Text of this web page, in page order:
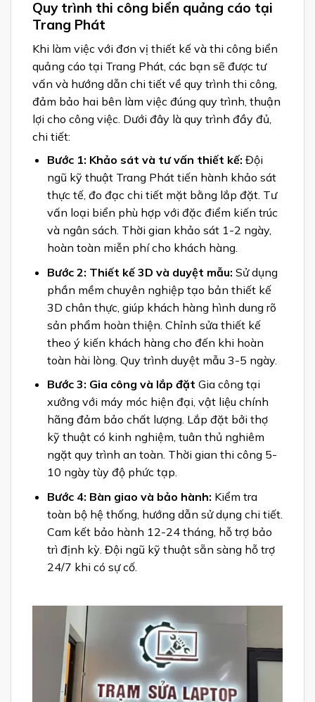
Quy trình thi công biển quảng cáo tại
Trang Phát
Khi làm việc với đơn vị thiết kế và thi công biển
quảng cáo tại Trang Phát, các bạn sẽ được tư
vấn và hướng dẫn chi tiết về quy trình thi công,
đảm bảo hai bên làm việc đúng quy trình, thuận
lợi cho công việc. Dưới đây là quy trình đầy đủ,
chi tiết:
Bước 1: Khảo sát và tư vấn thiết kế: Đội
ngũ kỹ thuật Trang Phát tiến hành khảo sát
thực tế, đo đạc chi tiết mặt bằng lắp đặt. Tư
vấn loại biển phù hợp với đặc điểm kiến trúc
và ngân sách. Thời gian khảo sát 1-2 ngày,
hoàn toàn miễn phí cho khách hàng.
Bước 2: Thiết kế 3D và duyệt mẫu: Sử dụng
phần mềm chuyên nghiệp tạo bản thiết kế
3D chân thực, giúp khách hàng hình dung rõ
sản phẩm hoàn thiện. Chỉnh sửa thiết kế
theo ý kiến khách hàng cho đến khi hoàn
toàn hài lòng. Quy trình duyệt mẫu 3-5 ngày.
Bước 3: Gia công và lắp đặt Gia công tại
xưởng với máy móc hiện đại, vật liệu chính
hãng đảm bảo chất lượng. Lắp đặt bởi thợ
kỹ thuật có kinh nghiệm, tuân thủ nghiêm
ngặt quy trình an toàn. Thời gian thi công 5-
10 ngày tùy độ phức tạp.
Bước 4: Bàn giao và bảo hành: Kiểm tra
toàn bộ hệ thống, hướng dẫn sử dụng chi tiết.
Cam kết bảo hành 12-24 tháng, hỗ trợ bảo
trì định kỳ. Đội ngũ kỹ thuật sẵn sàng hỗ trợ
24/7 khi có sự cố.